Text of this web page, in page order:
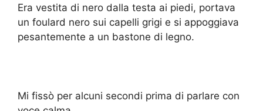
Era vestita di nero dalla testa ai piedi, portava
un foulard nero sui capelli grigi e si appoggiava
pesantemente a un bastone di legno.
Mi fissò per alcuni secondi prima di parlare con